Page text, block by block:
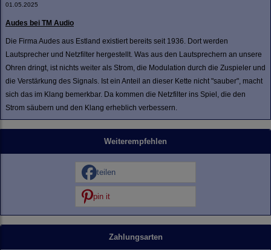
01.05.2025
Audes bei TM Audio
Die Firma Audes aus Estland existiert bereits seit 1936. Dort werden
Lautsprecher und Netzfilter hergestellt. Was aus den Lautsprechern an unsere
Ohren dringt, ist nichts weiter als Strom, die Modulation durch die Zuspieler und
die Verstärkung des Signals. Ist ein Anteil an dieser Kette nicht "sauber", macht
sich das im Klang bemerkbar. Da kommen die Netzfilter ins Spiel, die den
Strom säubern und den Klang erheblich verbessern.
Weiterempfehlen
teilen
pin it
Zahlungsarten